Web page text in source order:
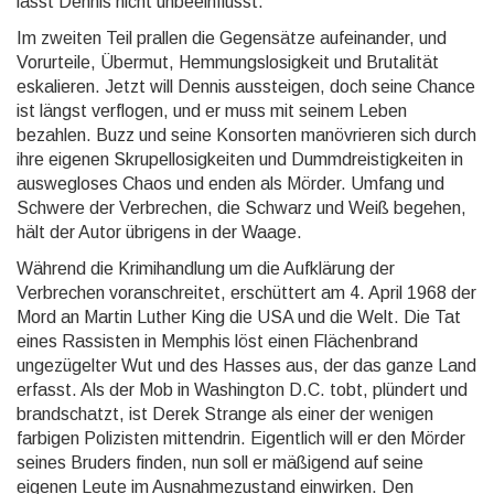
Im zweiten Teil prallen die Gegensätze aufeinander, und
Vorur­teile, Übermut, Hemmungs­losigkeit und Bruta­lität
eska­lieren. Jetzt will Dennis aus­steigen, doch seine Chance
ist längst verflogen, und er muss mit seinem Leben
bezahlen. Buzz und seine Konsorten manöv­rieren sich durch
ihre eigenen Skrupel­losig­keiten und Dumm­dreistig­keiten in
ausweg­loses Chaos und enden als Mörder. Umfang und
Schwere der Verbrechen, die Schwarz und Weiß begehen,
hält der Autor übrigens in der Waage.
Während die Krimihandlung um die Aufklärung der
Verbrechen voran­schreitet, erschüttert am 4. April 1968 der
Mord an Martin Luther King die USA und die Welt. Die Tat
eines Rassisten in Memphis löst einen Flächen­brand
ungezügelter Wut und des Hasses aus, der das ganze Land
erfasst. Als der Mob in Washington D.C. tobt, plündert und
brand­schatzt, ist Derek Strange als einer der wenigen
farbigen Poli­zisten mitten­drin. Eigentlich will er den Mörder
seines Bruders finden, nun soll er mäßigend auf seine
eigenen Leute im Ausnahme­zustand einwirken. Den